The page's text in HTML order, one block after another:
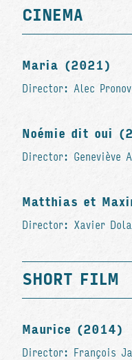
CINEMA
Maria (2021)
Director: Alec
Noémie dit oui
Director: Geneviève
Matthias et
Director: Xavier
SHORT FILM
Maurice (2014)
Director: François